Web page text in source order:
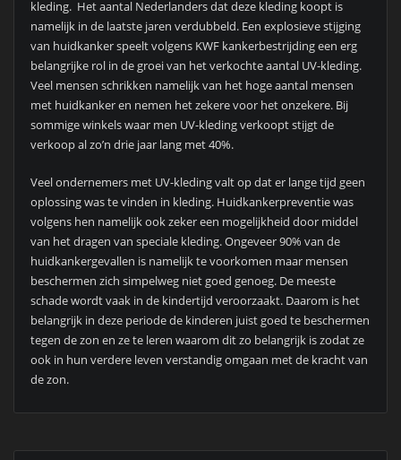
kleding. Het aantal Nederlanders dat deze kleding koopt is
namelijk in de laatste jaren verdubbeld. Een explosieve stijging
van huidkanker speelt volgens KWF kankerbestrijding een erg
belangrijke rol in de groei van het verkochte aantal UV-kleding.
Veel mensen schrikken namelijk van het hoge aantal mensen
met huidkanker en nemen het zekere voor het onzekere. Bij
sommige winkels waar men UV-kleding verkoopt stijgt de
verkoop al zo’n drie jaar lang met 40%.
Veel ondernemers met UV-kleding valt op dat er lange tijd geen
oplossing was te vinden in kleding. Huidkankerpreventie was
volgens hen namelijk ook zeker een mogelijkheid door middel
van het dragen van speciale kleding. Ongeveer 90% van de
huidkankergevallen is namelijk te voorkomen maar mensen
beschermen zich simpelweg niet goed genoeg. De meeste
schade wordt vaak in de kindertijd veroorzaakt. Daarom is het
belangrijk in deze periode de kinderen juist goed te beschermen
tegen de zon en ze te leren waarom dit zo belangrijk is zodat ze
ook in hun verdere leven verstandig omgaan met de kracht van
de zon.